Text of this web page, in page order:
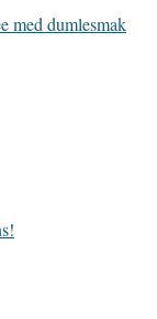
med dumlesmak